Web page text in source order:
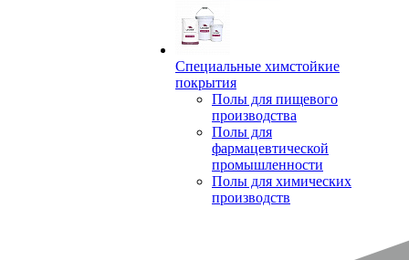
Специальные химстойкие
покрытия
Полы для пищевого
производства
Полы для
фармацевтической
промышленности
Полы для химических
производств